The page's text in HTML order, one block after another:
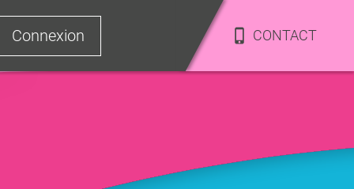
Connexion CONTACT